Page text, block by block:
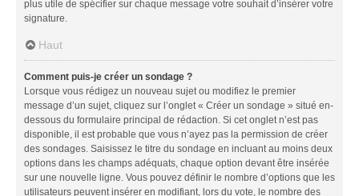
plus utile de spécifier sur chaque message votre souhait d’insérer votre
signature.
Haut
Comment puis-je créer un sondage ?
Lorsque vous rédigez un nouveau sujet ou modifiez le premier
message d’un sujet, cliquez sur l’onglet « Créer un sondage » situé en-
dessous du formulaire principal de rédaction. Si cet onglet n’est pas
disponible, il est probable que vous n’ayez pas la permission de créer
des sondages. Saisissez le titre du sondage en incluant au moins deux
options dans les champs adéquats, chaque option devant être insérée
sur une nouvelle ligne. Vous pouvez définir le nombre d’options que les
utilisateurs peuvent insérer en modifiant, lors du vote, le nombre des